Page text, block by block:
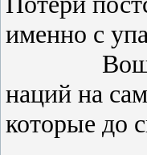
именно с
наций на
которые до